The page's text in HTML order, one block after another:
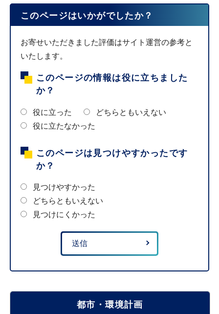
このページはいかがでしたか？
お寄せいただきました評価はサイト運営の参考と
いたします。
このページの情報は役に立ちました
か？
役に立った
どちらともいえない
役に立たなかった
このページは見つけやすかったです
か？
見つけやすかった
どちらともいえない
見つけにくかった
都市・環境計画